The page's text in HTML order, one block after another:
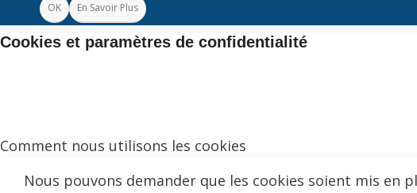
OK En Savoir Plus
Cookies et paramètres de confidentialité
Comment nous utilisons les cookies
Nous pouvons demander que les cookies soient mis en